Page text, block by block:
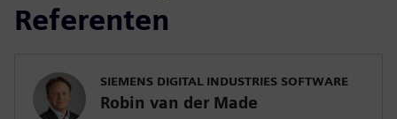
Referenten
SIEMENS DIGITAL INDUSTRIES SOFTWARE
Robin van der Made